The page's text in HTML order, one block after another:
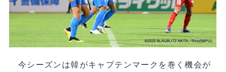
今シーズンは韓がキャプテンマークを巻く機会が